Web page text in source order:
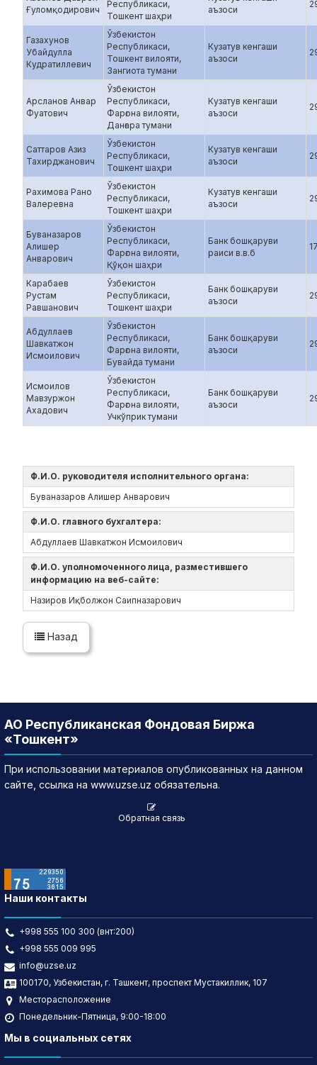
Ғуломқодирович
Республикаси,
Тошкент шаҳри
аъзоси
Газахунов
Убайдулла
Кудратиллевич
Ўзбекистон
Республикаси,
Тошкент вилояти,
Зангиота тумани
Кузатув кенгаши
аъзоси
Арсланов Анвар
Фуатович
Ўзбекистон
Республикаси,
Фарғона вилояти,
Данғара тумани
Кузатув кенгаши
аъзоси
Саттаров Азиз
Тахирджанович
Ўзбекистон
Республикаси,
Тошкент шаҳри
Кузатув кенгаши
аъзоси
Рахимова Рано
Валеревна
Ўзбекистон
Республикаси,
Тошкент шаҳри
Кузатув кенгаши
аъзоси
Буваназаров
Алишер
Анварович
Ўзбекистон
Республикаси,
Фарғона вилояти,
Қўқон шаҳри
Банк бошқаруви
раиси в.в.б
Карабаев
Рустам
Равшанович
Ўзбекистон
Республикаси,
Тошкент шаҳри
Банк бошқаруви
аъзоси
Абдуллаев
Шавкатжон
Исмоилович
Ўзбекистон
Республикаси,
Фарғона вилояти,
Бувайда тумани
Банк бошқаруви
аъзоси
Исмоилов
Мавзуржон
Ахадович
Ўзбекистон
Республикаси,
Фарғона вилояти,
Учкўприк тумани
Банк бошқаруви
аъзоси
Ф.И.О. руководителя исполнительного органа:
Буваназаров Алишер Анварович
Ф.И.О. главного бухгалтера:
Абдуллаев Шавкатжон Исмоилович
Ф.И.О. уполномоченного лица, разместившего
информацию на веб-сайте:
Назиров Иқболжон Саипназарович
Назад
АО Республиканская Фондовая Биржа
«Тошкент»
При использовании материалов опубликованных на данном
сайте, ссылка на www.uzse.uz обязательна.
Обратная связь
Наши контакты
+998 555 100 300 (внт:200)
+998 555 009 995
info@uzse.uz
100170, Узбекистан, г. Ташкент, проспект Мустакиллик, 107
Месторасположение
Понедельник-Пятница, 9:00-18:00
Мы в социальных сетях